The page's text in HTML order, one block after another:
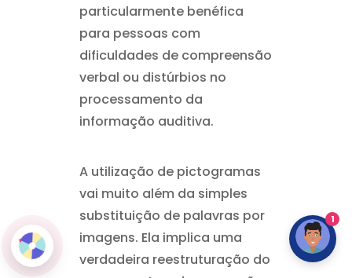
particularmente benéfica
para pessoas com
dificuldades de compreensão
verbal ou distúrbios no
processamento da
informação auditiva.
A utilização de pictogramas
vai muito além da simples
substituição de palavras por
imagens. Ela implica uma
verdadeira reestruturação do
1